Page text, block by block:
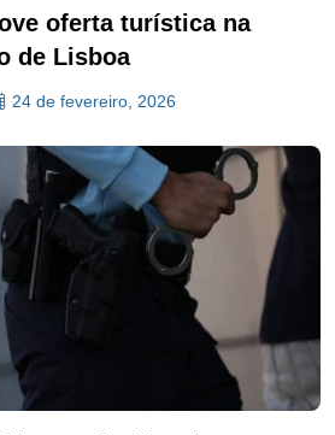
oferta turística na
de Lisboa
24 de fevereiro, 2026